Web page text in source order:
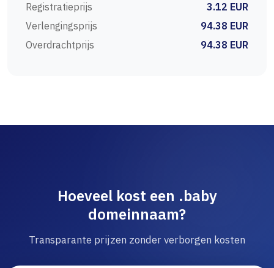
Registratieprijs
3.12 EUR
Verlengingsprijs
94.38 EUR
Overdrachtprijs
94.38 EUR
Hoeveel kost een .baby
domeinnaam?
Transparante prijzen zonder verborgen kosten